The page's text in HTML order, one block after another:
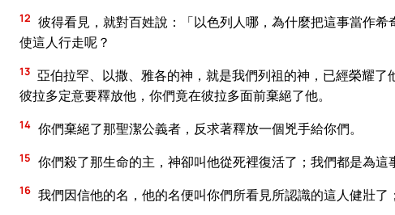
12 彼得看見，就對百姓說：「以色列人哪，為什麼把這事當作
使這人行走呢？
13 亞伯拉罕、以撒、雅各的神，就是我們列祖的神，已經榮耀了
彼拉多定意要釋放他，你們竟在彼拉多面前棄絕了他。
14 你們棄絕了那聖潔公義者，反求著釋放一個兇手給你們。
15 你們殺了那生命的主，神卻叫他從死裡復活了；我們都是為這
16 我們因信他的名，他的名便叫你們所看見所認識的這人健壯了